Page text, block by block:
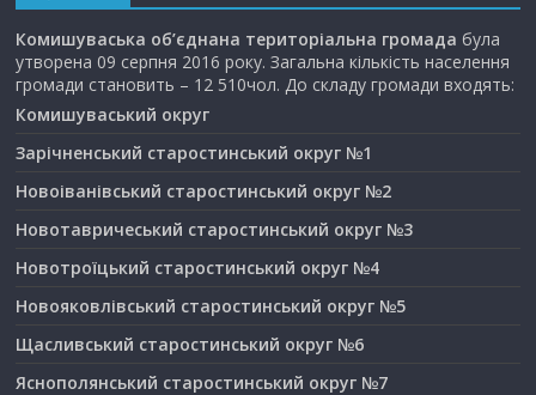
Комишуваська об’єднана територіальна громада була
утворена 09 серпня 2016 року. Загальна кількість населення
громади становить – 12 510чол. До складу громади входять:
Комишуваський округ
Зарічненський старостинський округ №1
Новоіванівський старостинський округ №2
Новотавричеський старостинський округ №3
Новотроїцький старостинський округ №4
Новояковлівський старостинський округ №5
Щасливський старостинський округ №6
Яснополянський старостинський округ №7